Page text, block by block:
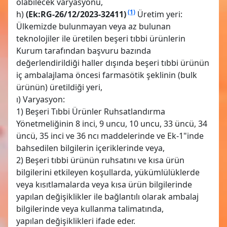
h)(Ek:RG-26/12/2023-32411)(1) Üretim yeri:
Ülkemizde bulunmayan veya az bulunan
teknolojiler ile üretilen beşeri tıbbi ürünlerin
Kurum tarafından başvuru bazında
değerlendirildiği haller dışında beşeri tıbbi ürünün
iç ambalajlama öncesi farmasötik şeklinin (bulk
ürünün) üretildiği yeri,
ı) Varyasyon:
1) Beşeri Tıbbi Ürünler Ruhsatlandırma
Yönetmeliğinin 8 inci, 9 uncu, 10 uncu, 33 üncü, 34
üncü, 35 inci ve 36 ncı maddelerinde ve Ek-1"inde
bahsedilen bilgilerin içeriklerinde veya,
2) Beşeri tıbbi ürünün ruhsatını ve kısa ürün
bilgilerini etkileyen koşullarda, yükümlülüklerde
veya kısıtlamalarda veya kısa ürün bilgilerinde
yapılan değişiklikler ile bağlantılı olarak ambalaj
bilgilerinde veya kullanma talimatında,
yapılan değişiklikleri ifade eder.